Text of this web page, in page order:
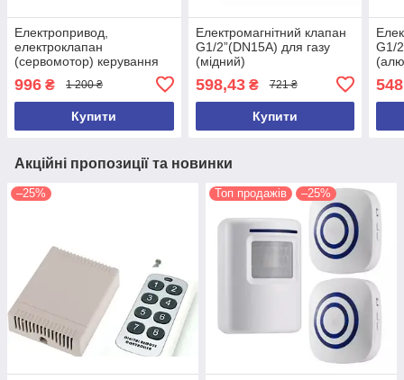
Електропривод,
електроклапан
(сервомотор) керування
кранами
996 ₴ 1 200 ₴
Купити
Електромагнітний клапан
G1/2”(DN15A) для газу
(мідний)
598,43₴ 721 ₴
Купити
G1/
Акційні пропозиції та новинки
–25% Топ продажів –25%